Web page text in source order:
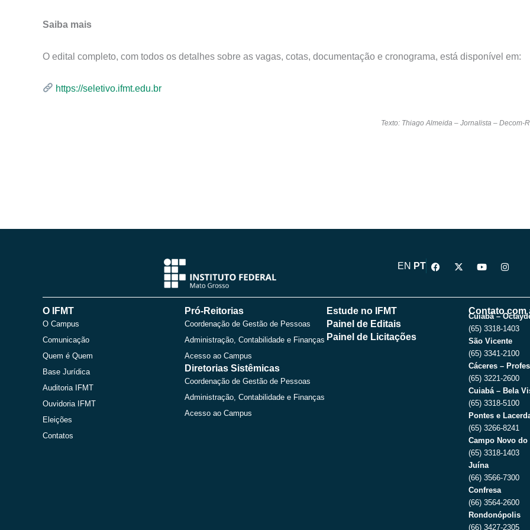
Saiba mais
O edital completo, com todos os detalhes sobre as vagas, cotas, documentação e cronograma, está disponível em:
https://seletivo.ifmt.edu.br
Texto: Thiago Almeida – Jornalista – Decom-
EN PT
F
a
b
X
-
i
Y
o
u
b
e
I
n
a
g
r
a
m
O IFMT
O Campus
Comunicação
Quem é Quem
Base Jurídica
Auditoria IFMT
Ouvidoria IFMT
Eleições
Contatos
Pró-Reitorias
Coordenação de Gestão de Pessoas
Administração, Contabilidade e Finanças
Acesso ao Campus
Diretorias Sistêmicas
Coordenação de Gestão de Pessoas
Administração, Contabilidade e Finanças
Acesso ao Campus
Estude no IFMT
Painel de Editais
Painel de Licitações
Contato com
Cuiabá –
(65) 3318-1403
São Vicente
(65) 3341-2100
Cáceres –
(65) 3221-2600
Cuiabá – Bela
(65) 3318-5100
Pontes e
(65) 3266-8241
Campo Novo do
(65) 3318-1403
Juína
(66) 3566-7300
Confresa
(66) 3564-2600
Rondonópolis
(66) 3427-2305